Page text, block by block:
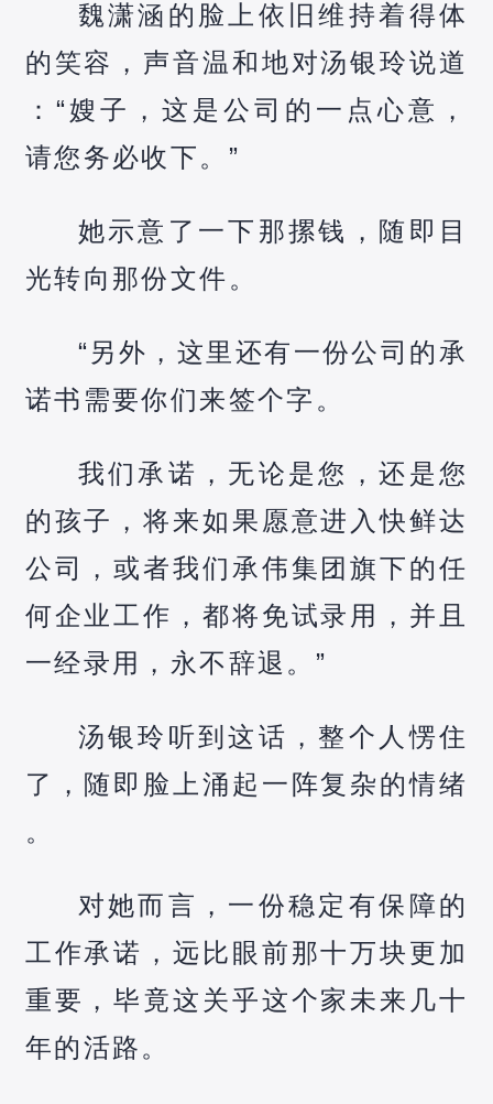
魏潇涵的脸上依旧维持着得体
的笑容，声音温和地对汤银玲说道
：“嫂子，这是公司的一点心意，
请您务必收下。”
她示意了一下那摞钱，随即目
光转向那份文件。
“另外，这里还有一份公司的承
诺书需要你们来签个字。
我们承诺，无论是您，还是您
的孩子，将来如果愿意进入快鲜达
公司，或者我们承伟集团旗下的任
何企业工作，都将免试录用，并且
一经录用，永不辞退。”
汤银玲听到这话，整个人愣住
了，随即脸上涌起一阵复杂的情绪
。
对她而言，一份稳定有保障的
工作承诺，远比眼前那十万块更加
重要，毕竟这关乎这个家未来几十
年的活路。